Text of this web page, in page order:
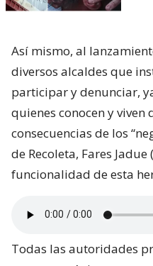
Así mismo, al
diversos alcaldes que
participar y denunciar,
quienes conocen y
consecuencias de los
de Recoleta, Fares
funcionalidad de esta
Todas las autoridades